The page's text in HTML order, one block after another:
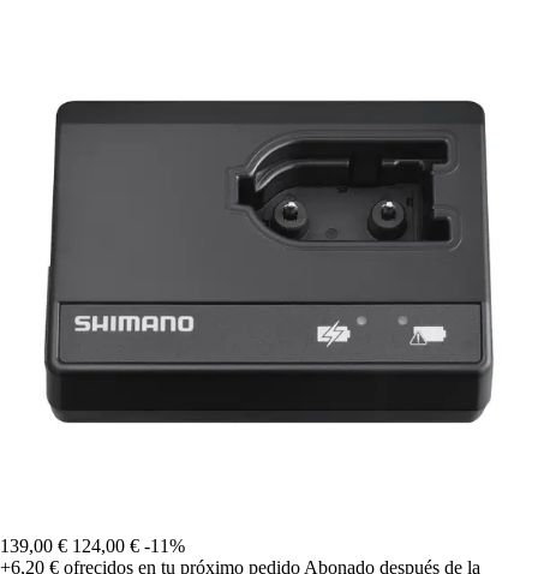
139,00 € 124,00 € -11%
+6,20 € ofrecidos en tu próximo pedido Abonado después de la